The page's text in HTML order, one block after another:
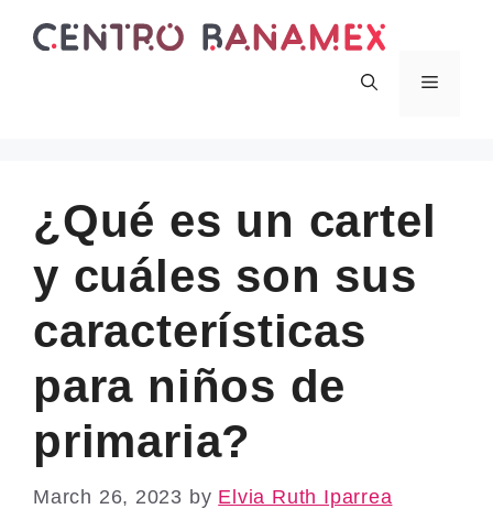
Menu
¿Qué es un cartel
y cuáles son sus
características
para niños de
primaria?
March 26, 2023 by Elvia Ruth Iparrea